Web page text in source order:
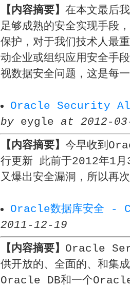
【内容摘要】 在本文最后
足够成熟的安全实现手段
保护，对于我们技术人最
动企业或组织应用安全手
视数据安全问题，这是每
Oracle Security
by eygle at 2012-
【内容摘要】 今早收到
行更新 此前于2012年1
又爆出安全漏洞，所以再
Oracle数据库安全 -
2011-12-19
【内容摘要】 Oracle
供开放的、全面的、和集
Oracle DB和一个